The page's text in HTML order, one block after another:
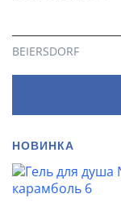
BEIERSDORF
НОВИНКА